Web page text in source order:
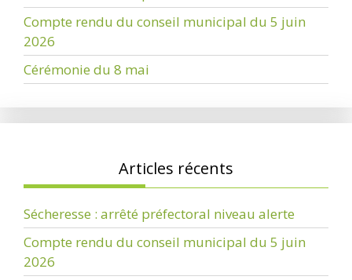
Compte rendu du conseil municipal du 5 juin
2026
Cérémonie du 8 mai
Articles récents
Sécheresse : arrêté préfectoral niveau alerte
Compte rendu du conseil municipal du 5 juin
2026